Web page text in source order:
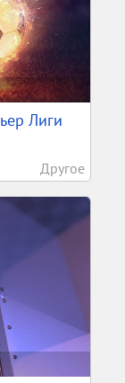
Лиги
Другое